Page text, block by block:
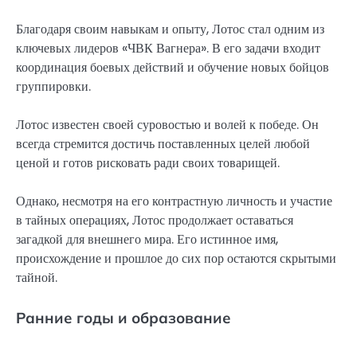
Благодаря своим навыкам и опыту, Лотос стал одним из
ключевых лидеров «ЧВК Вагнера». В его задачи входит
координация боевых действий и обучение новых бойцов
группировки.
Лотос известен своей суровостью и волей к победе. Он
всегда стремится достичь поставленных целей любой
ценой и готов рисковать ради своих товарищей.
Однако, несмотря на его контрастную личность и участие
в тайных операциях, Лотос продолжает оставаться
загадкой для внешнего мира. Его истинное имя,
происхождение и прошлое до сих пор остаются скрытыми
тайной.
Ранние годы и образование